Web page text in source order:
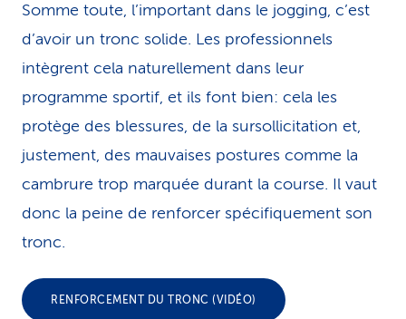
Somme toute, l’important dans le jogging, c’est
d’avoir un tronc solide. Les professionnels
intègrent cela naturellement dans leur
programme sportif, et ils font bien: cela les
protège des blessures, de la sursollicitation et,
justement, des mauvaises postures comme la
cambrure trop marquée durant la course. Il vaut
donc la peine de renforcer spécifiquement son
tronc.
RENFORCEMENT DU TRONC (VIDÉO)